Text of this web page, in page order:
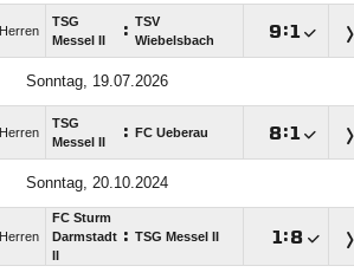
Herren
TSG
Messel II
: TSV
Wiebelsbach
:
Sonntag, 19.07.2026
Herren
TSG
Messel II
: FC Ueberau :
Sonntag, 20.10.2024
Herren
FC Sturm
Darmstadt : TSG Messel II :